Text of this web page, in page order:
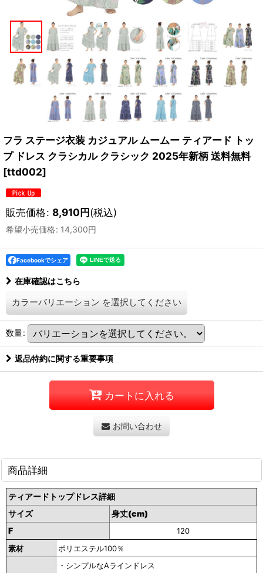
フラ ステージ衣装 カジュアル ムームー ティアード トッ
プ ドレス クラシカル クラシック 2025年新柄 送料無料
[ttd002]
販売価格: 8,910円(税込)
希望小売価格: 14,300円
Facebookでシェア
在庫確認はこちら
カラーバリエーション を選択してください
数量:
返品特約に関する重要事項
カートに入れる
お問い合わせ
商品詳細
ティアードトップドレス詳細
サイズ
身丈(cm)
F
120
素材
ポリエステル100％
・シンプルなAラインドレス